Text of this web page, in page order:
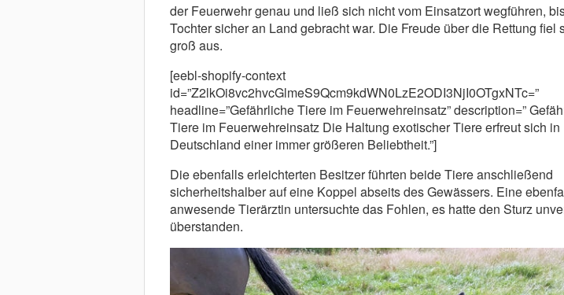
der Feuerwehr genau und ließ sich nicht vom Einsatzort wegführen,
Tochter sicher an Land gebracht war. Die Freude über die Rettung fiel
groß aus.
[eebl-shopify-context
id=”Z2lkOi8vc2hvcGlmeS9Qcm9kdWN0LzE2ODI3NjI0OTgxNTc=”
headline=”Gefährliche Tiere im Feuerwehreinsatz” description=”
Tiere im Feuerwehreinsatz Die Haltung exotischer Tiere erfreut sich in
Deutschland einer immer größeren Beliebtheit.”]
Die ebenfalls erleichterten Besitzer führten beide Tiere anschließend
sicherheitshalber auf eine Koppel abseits des Gewässers. Eine
anwesende Tierärztin untersuchte das Fohlen, es hatte den Sturz
überstanden.